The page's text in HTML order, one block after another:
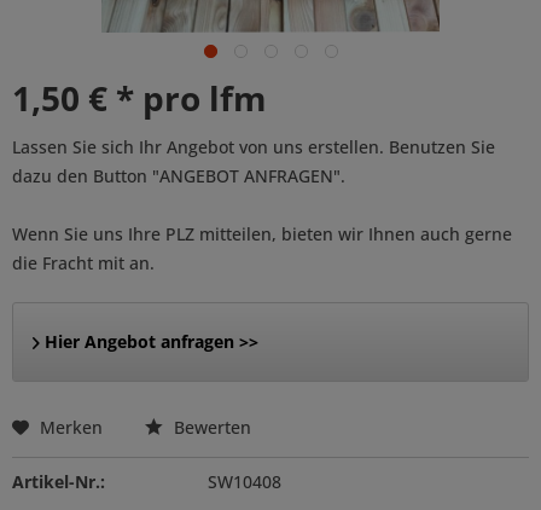
1,50 € * pro lfm
Lassen Sie sich Ihr Angebot von uns erstellen. Benutzen Sie
dazu den Button "ANGEBOT ANFRAGEN".
Wenn Sie uns Ihre PLZ mitteilen, bieten wir Ihnen auch gerne
die Fracht mit an.
Hier Angebot anfragen >>
Merken Bewerten
Artikel-Nr.: SW10408